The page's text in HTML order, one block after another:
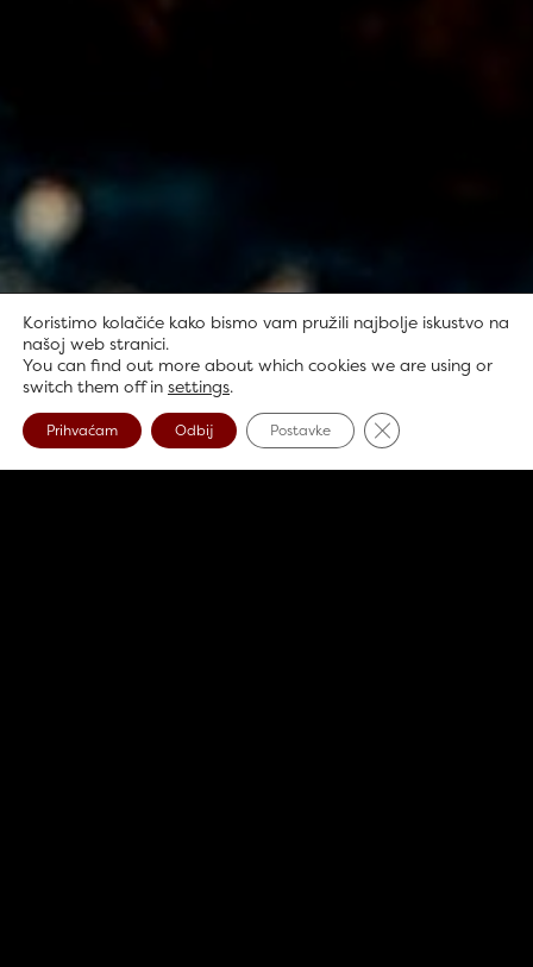
Koristimo kolačiće kako bismo vam pružili najbolje iskustvo na
našoj web stranici.
You can find out more about which cookies we are using or
switch them off in settings.
Prihvaćam Odbij Postavke Close GDPR